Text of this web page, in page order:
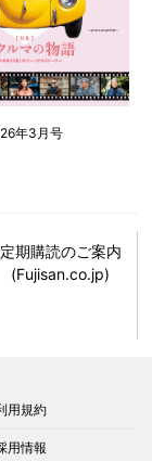
年3月号
定期購読のご案内
(Fujisan.co.jp)
用規約
用情報